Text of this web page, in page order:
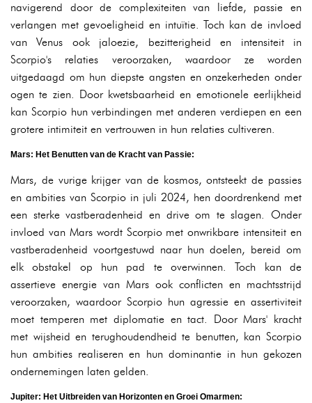
navigerend door de complexiteiten van liefde, passie en
verlangen met gevoeligheid en intuïtie. Toch kan de invloed
van Venus ook jaloezie, bezitterigheid en intensiteit in
Scorpio's relaties veroorzaken, waardoor ze worden
uitgedaagd om hun diepste angsten en onzekerheden onder
ogen te zien. Door kwetsbaarheid en emotionele eerlijkheid
kan Scorpio hun verbindingen met anderen verdiepen en een
grotere intimiteit en vertrouwen in hun relaties cultiveren.
Mars: Het Benutten van de Kracht van Passie:
Mars, de vurige krijger van de kosmos, ontsteekt de passies
en ambities van Scorpio in juli 2024, hen doordrenkend met
een sterke vastberadenheid en drive om te slagen. Onder
invloed van Mars wordt Scorpio met onwrikbare intensiteit en
vastberadenheid voortgestuwd naar hun doelen, bereid om
elk obstakel op hun pad te overwinnen. Toch kan de
assertieve energie van Mars ook conflicten en machtsstrijd
veroorzaken, waardoor Scorpio hun agressie en assertiviteit
moet temperen met diplomatie en tact. Door Mars' kracht
met wijsheid en terughoudendheid te benutten, kan Scorpio
hun ambities realiseren en hun dominantie in hun gekozen
ondernemingen laten gelden.
Jupiter: Het Uitbreiden van Horizonten en Groei Omarmen: